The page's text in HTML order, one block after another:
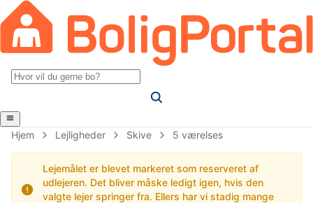
Hjem Lejligheder Skive 5 værelses
Lejemålet er blevet markeret som reserveret af
udlejeren. Det bliver måske ledigt igen, hvis den
valgte lejer springer fra. Ellers har vi stadig mange